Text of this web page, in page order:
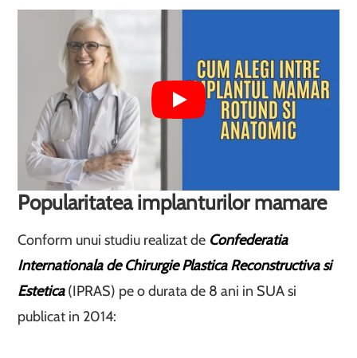
Popularitatea implanturilor mamare
Conform unui studiu realizat de Confederatia
Internationala de Chirurgie Plastica Reconstructiva si
Estetica(IPRAS) pe o durata de 8 ani in SUA si
publicat in 2014: